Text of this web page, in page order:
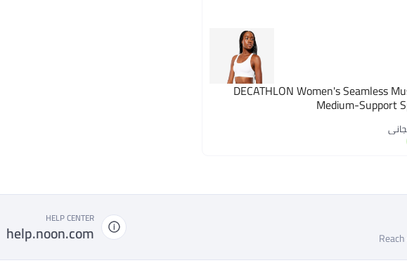
DECATHLON Women's Seamless
Medium-Support
HELP CENTER
help.noon.com